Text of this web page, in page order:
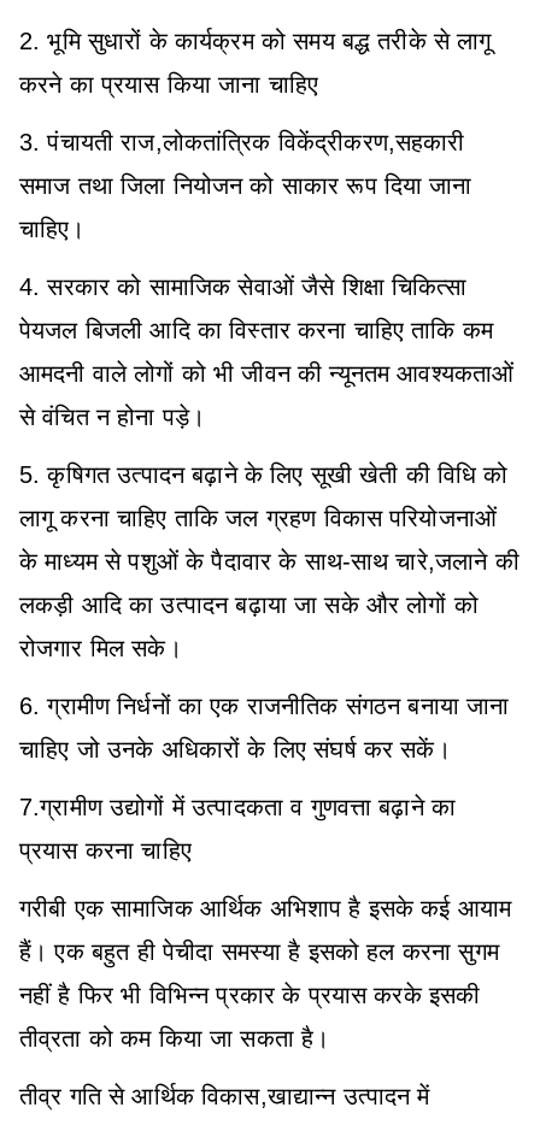
2. भूमि सुधारों के कार्यक्रम को समय बद्ध तरीके से लागू
करने का प्रयास किया जाना चाहिए
3. पंचायती राज,लोकतांत्रिक विकेंद्रीकरण,सहकारी
समाज तथा जिला नियोजन को साकार रूप दिया जाना
चाहिए।
4. सरकार को सामाजिक सेवाओं जैसे शिक्षा चिकित्सा
पेयजल बिजली आदि का विस्तार करना चाहिए ताकि कम
आमदनी वाले लोगों को भी जीवन की न्यूनतम आवश्यकताओं
से वंचित न होना पड़े।
5. कृषिगत उत्पादन बढ़ाने के लिए सूखी खेती की विधि को
लागू करना चाहिए ताकि जल ग्रहण विकास परियोजनाओं
के माध्यम से पशुओं के पैदावार के साथ-साथ चारे,जलाने की
लकड़ी आदि का उत्पादन बढ़ाया जा सके और लोगों को
रोजगार मिल सके।
6. ग्रामीण निर्धनों का एक राजनीतिक संगठन बनाया जाना
चाहिए जो उनके अधिकारों के लिए संघर्ष कर सकें।
7.ग्रामीण उद्योगों में उत्पादकता व गुणवत्ता बढ़ाने का
प्रयास करना चाहिए
गरीबी एक सामाजिक आर्थिक अभिशाप है इसके कई आयाम
हैं। एक बहुत ही पेचीदा समस्या है इसको हल करना सुगम
नहीं है फिर भी विभिन्न प्रकार के प्रयास करके इसकी
तीव्रता को कम किया जा सकता है।
तीव्र गति से आर्थिक विकास,खाद्यान्न उत्पादन में